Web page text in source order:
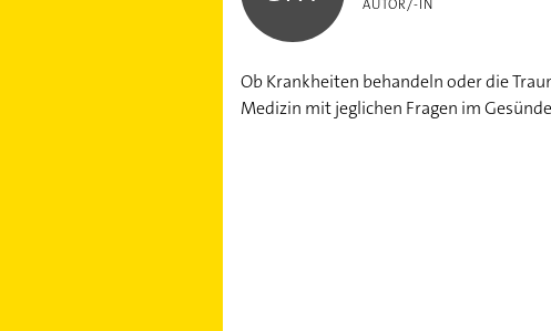
AUTOR/-IN
Ob Krankheiten behandeln oder die
Medizin mit jeglichen Fragen im